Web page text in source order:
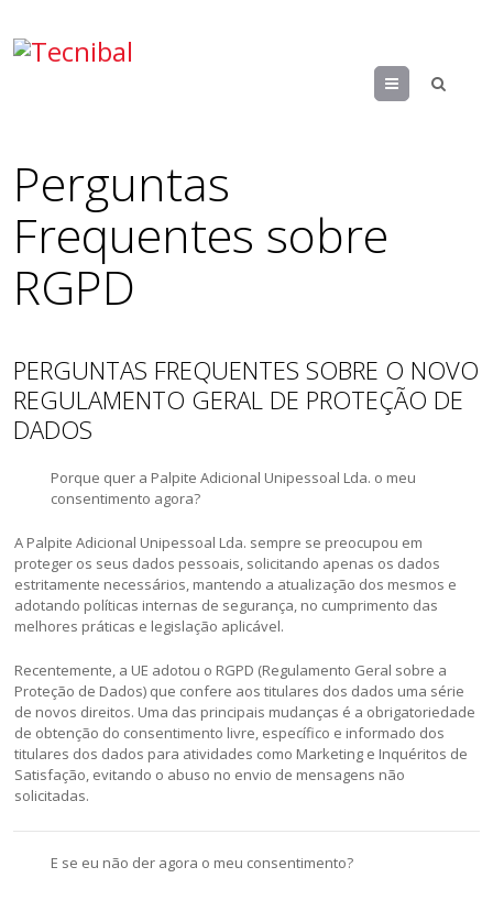
Menu
Perguntas
Frequentes sobre
RGPD
PERGUNTAS FREQUENTES SOBRE O NOVO
REGULAMENTO GERAL DE PROTEÇÃO DE
DADOS
Porque quer a Palpite Adicional Unipessoal Lda. o meu
consentimento agora?
A Palpite Adicional Unipessoal Lda. sempre se preocupou em
proteger os seus dados pessoais, solicitando apenas os dados
estritamente necessários, mantendo a atualização dos mesmos e
adotando políticas internas de segurança, no cumprimento das
melhores práticas e legislação aplicável.
Recentemente, a UE adotou o RGPD (Regulamento Geral sobre a
Proteção de Dados) que confere aos titulares dos dados uma série
de novos direitos. Uma das principais mudanças é a obrigatoriedade
de obtenção do consentimento livre, específico e informado dos
titulares dos dados para atividades como Marketing e Inquéritos de
Satisfação, evitando o abuso no envio de mensagens não
solicitadas.
E se eu não der agora o meu consentimento?